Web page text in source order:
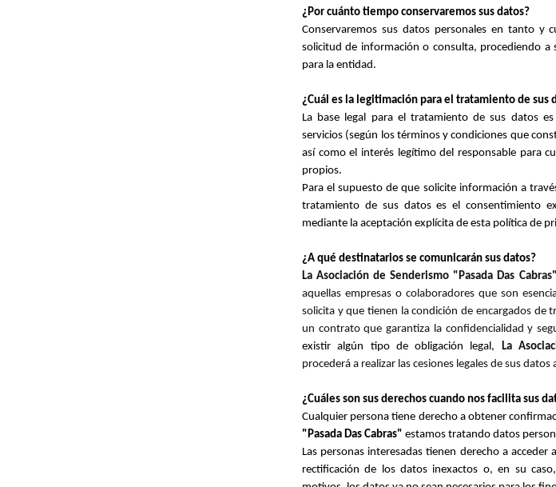
¿Por cuánto tiempo conservaremos sus datos?
Conservaremos sus datos personales en tanto y
solicitud de información o consulta, procediendo
para la entidad.
¿Cuál es la legitimación para el tratamiento de sus
La base legal para el tratamiento de sus datos
servicios (según los términos y condiciones que
así como el interés legítimo del responsable para
propios.
Para el supuesto de que solicite información a
tratamiento de sus datos es el consentimiento
mediante la aceptación explícita de esta política de
¿A qué destinatarios se comunicarán sus datos?
La Asociación de Senderismo "Pasada Das Cabras"
aquellas empresas o colaboradores que son
solicita y que tienen la condición de encargados de
un contrato que garantiza la confidencialidad y
existir algún tipo de obligación legal, La
procederá a realizar las cesiones legales de sus
¿Cuáles son sus derechos cuando nos facilita sus
Cualquier persona tiene derecho a obtener
"Pasada Das Cabras" estamos tratando datos
Las personas interesadas tienen derecho a
rectificación de los datos inexactos o, en su